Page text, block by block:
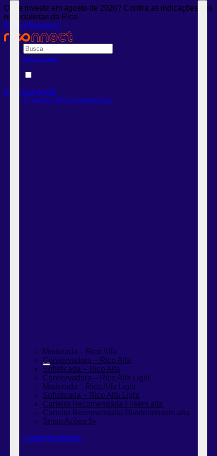
Onde investir em agosto de 2026? Confira as indicações dos
especialistas da Rico
Baixar Relatório
Abra sua conta
Abra sua conta
Carteiras Recomendadas
Moderada – Rico Alfa
Conservadora – Rico Alfa
Sofisticada – Rico Alfa
Conservadora – Rico Alfa Light
Moderada – Rico Alfa Light
Sofisticada – Rico Alfa Light
Carteira Recomendada FIIsem alta
Carteira Recomendada Dividendosem alta
Smart Ações 5+
Carteiras globais